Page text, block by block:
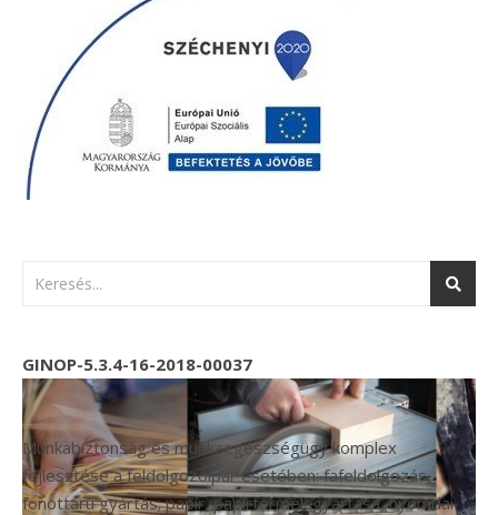
GINOP-5.3.4-16-2018-00037
Munkabiztonság és munkaegészségügy komplex
fejlesztése a feldolgozóipar esetében: fafeldolgozás,
fonottáru gyártás; papír, papírtermék gyártása, nyomdai